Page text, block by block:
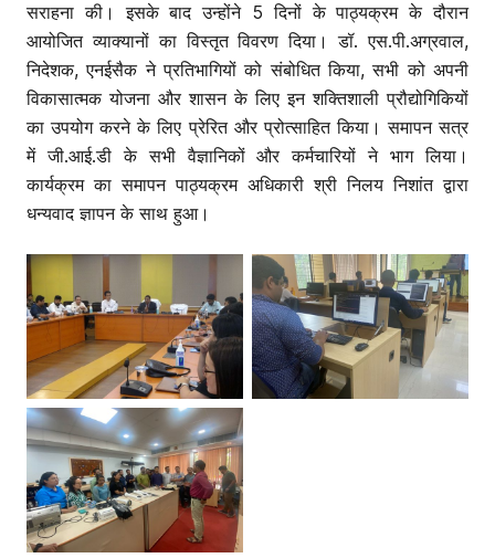
सराहना की। इसके बाद उन्होंने 5 दिनों के पाठ्यक्रम के दौरान
आयोजित व्याक्यानों का विस्तृत विवरण दिया। डॉ. एस.पी.अग्रवाल,
निदेशक, एनईसैक ने प्रतिभागियों को संबोधित किया, सभी को अपनी
विकासात्मक योजना और शासन के लिए इन शक्तिशाली प्रौद्योगिकियों
का उपयोग करने के लिए प्रेरित और प्रोत्साहित किया। समापन सत्र
में जी.आई.डी के सभी वैज्ञानिकों और कर्मचारियों ने भाग लिया।
कार्यक्रम का समापन पाठ्यक्रम अधिकारी श्री निलय निशांत द्वारा
धन्यवाद ज्ञापन के साथ हुआ।